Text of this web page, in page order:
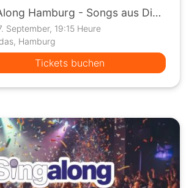
SingAlong Hamburg - Songs aus Disney Filmen
September, 19:15 Heure
Hamburg
Tickets buchen